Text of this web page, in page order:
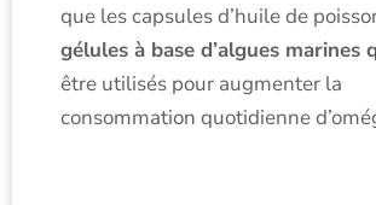
que les capsules d’huile de
gélules à base d’algues marines
être utilisés pour augmenter la
consommation quotidienne